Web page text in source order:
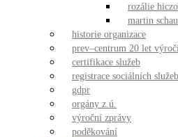
rozálie
martin
historie organizace
prev–centrum 20 let
certifikace služeb
registrace sociálních služeb
gdpr
orgány z.ú.
výroční zprávy
poděkování